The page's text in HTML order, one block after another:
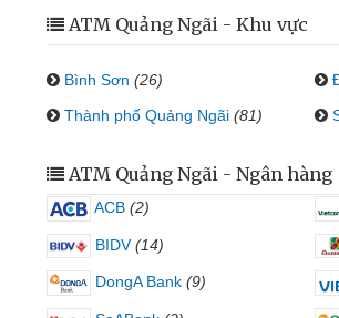
ATM Quảng Ngãi - Khu vực
Bình Sơn (26)
Thành phố Quảng Ngãi (81)
ATM Quảng Ngãi - Ngân hàng
ACB (2)
BIDV (14)
DongA Bank (9)